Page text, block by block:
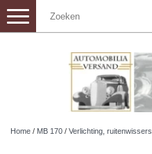
Toggle
navigation
Home / MB 170 / Verlichting, ruitenwissers